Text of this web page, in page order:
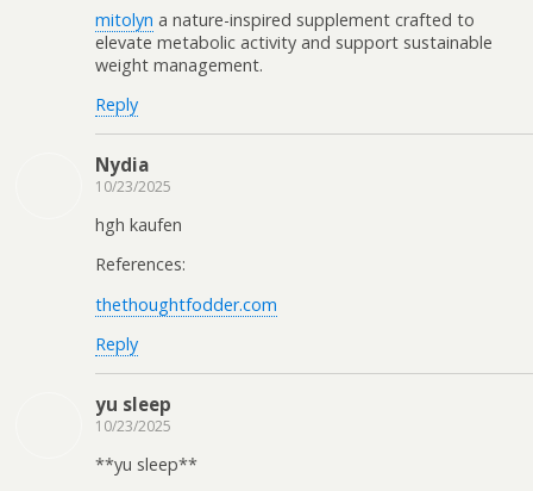
mitolyn a nature-inspired supplement crafted to
elevate metabolic activity and support sustainable
weight management.
Reply
Nydia
10/23/2025
hgh kaufen
References:
thethoughtfodder.com
Reply
yu sleep
10/23/2025
**yu sleep**